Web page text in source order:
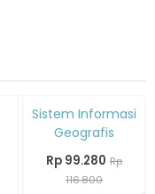
Diskon
15%
Sistem Informasi
Geografis
Rp 99.280 Rp
116.800